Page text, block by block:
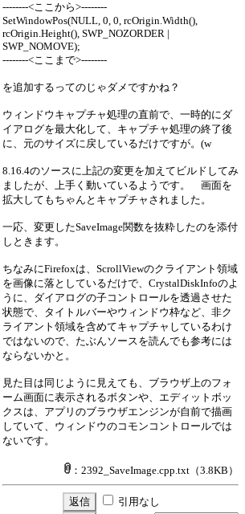
--------<ここから>--------
SetWindowPos(NULL, 0, 0, rcOrigin.Width(),
rcOrigin.Height(), SWP_NOZORDER |
SWP_NOMOVE);
--------<ここまで>--------
を追加するってのじゃダメですかね？
ウィンドウキャプチャ処理の直前で、一時的にダ
イアログを最大化して、キャプチャ処理の終了後
に、元のサイズに戻しているだけですが。(w
8.16.4のソースに上記の変更を加えてビルドしてみ
ましたが、上手く動いているようです。 画面を
拡大してもちゃんとキャプチャされました。
一応、変更したSaveImage関数を抜粋したのを添付
しときます。
ちなみにFirefoxは、ScrollViewのクライアント領域
を画像に落としているだけで、CrystalDiskInfoのよ
うに、ダイアログの子コントロールを透過させた
状態で、タイトルバーやウィンドウ枠など、非ク
ライアント領域を含めてキャプチャしているわけ
ではないので、たぶんソースを読んでも参考には
ならないかと。
見た目は同じように見えても、ブラウザ上のフォ
ーム画面に表示されるボタンや、エディットボッ
クスは、アプリのブラウザエンジンが自前で描画
していて、ウィンドウのコモンコントロールでは
ないです。
：2392_SaveImage.cpp.txt （3.8KB）
引用なし